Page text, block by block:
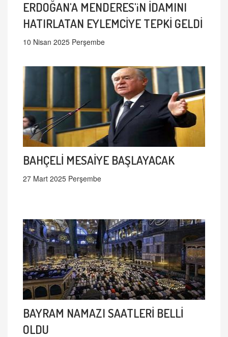
ERDOĞAN'A MENDERES'iN İDAMINI
HATIRLATAN EYLEMCİYE TEPKİ GELDİ
10 Nisan 2025 Perşembe
BAHÇELİ MESAİYE BAŞLAYACAK
27 Mart 2025 Perşembe
BAYRAM NAMAZI SAATLERİ BELLİ
OLDU